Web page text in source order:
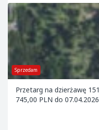
Sprzedam
Przetarg na dzierżawę
745,00 PLN do